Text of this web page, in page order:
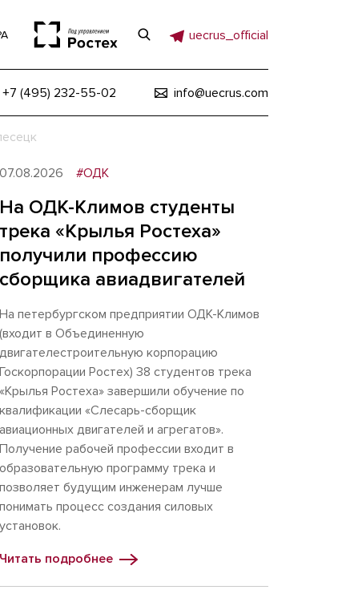
uecrus_official
+7 (495) 232-55-02 info@uecrus.com
07.08.2026 #ОДК
На ОДК-Климов студенты
трека «Крылья Ростеха»
получили профессию
сборщика авиадвигателей
На петербургском предприятии ОДК-Климов
(входит в Объединенную
двигателестроительную корпорацию
Госкорпорации Ростех) 38 студентов трека
«Крылья Ростеха» завершили обучение по
квалификации «Слесарь-сборщик
авиационных двигателей и агрегатов».
Получение рабочей профессии входит в
образовательную программу трека и
позволяет будущим инженерам лучше
понимать процесс создания силовых
установок.
Читать подробнее